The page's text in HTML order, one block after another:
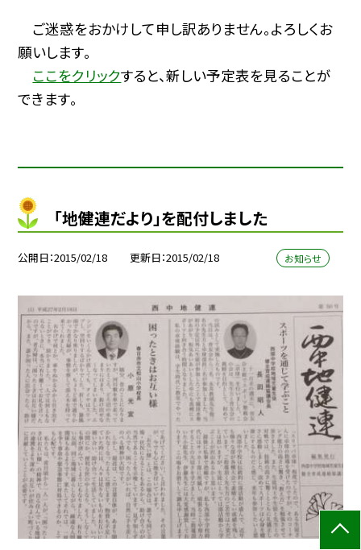
ご迷惑をおかけして申し訳ありません。よろしくお
願いします。
ここをクリックすると、新しい予定表を見ることが
できます。
「地健連だより」を配付しました
公開日 2015/02/18 更新日 2015/02/18 お知らせ